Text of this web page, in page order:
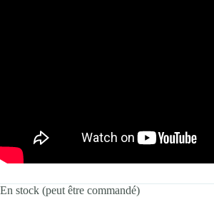
En stock (peut être commandé)